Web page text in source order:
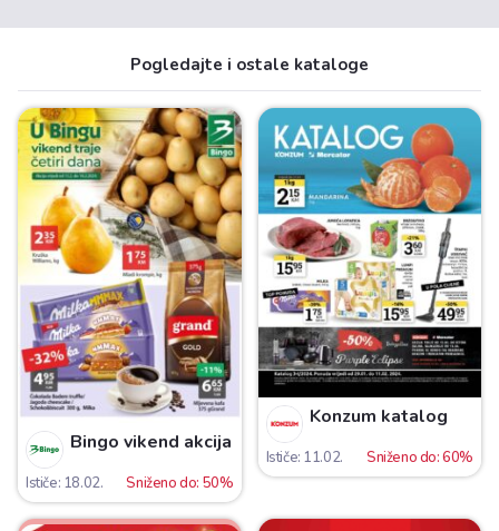
Pogledajte i ostale kataloge
Bingo vikend akcija
Ističe: 18.02. Sniženo do: 50%
Konzum katalog
Ističe: 11.02. Sniženo do: 60%